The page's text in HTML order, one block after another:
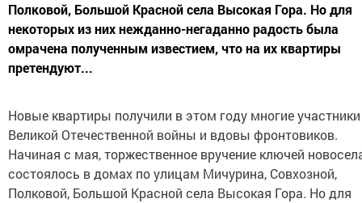
Полковой, Большой Красной села Высокая Гора. Но для
некоторых из них нежданно-негаданно радость была
омрачена полученным известием, что на их квартиры
претендуют...
Новые квартиры получили в этом году многие участники
Великой Отечественной войны и вдовы фронтовиков.
Начиная с мая, торжественное вручение ключей
состоялось в домах по улицам Мичурина, Совхозной,
Полковой, Большой Красной села Высокая Гора. Но для